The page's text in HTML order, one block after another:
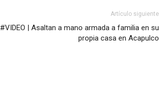
Artículo siguiente
#VIDEO | Asaltan a mano armada a familia en su
propia casa en Acapulco